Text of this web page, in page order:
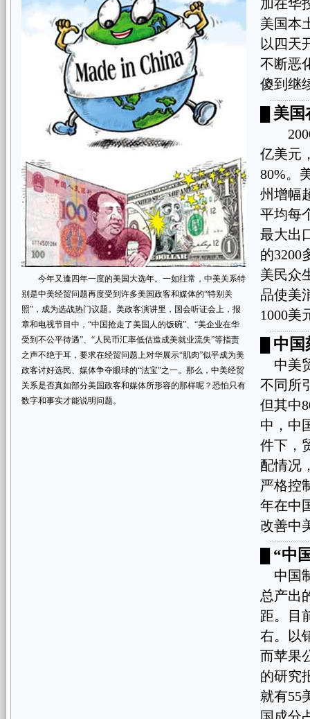
今年又逢四年一度的美国大选年。一如往常，中美关系特
别是中美经贸问题再度受到许多美国政客和媒体的“特别关
照”，成为选战热门议题。美政客演讲里，国会听证会上，报
章和电视节目中，“中国抢走了美国人的饭碗”、“美企业在华
受到不公平待遇”、“人民币汇率低估造成美就业流失”等指责
之声不绝于耳，要求在经贸问题上对华展示“肌肉”似乎成为美
政客讨好选民、媒体争夺眼球的“法宝”之一。那么，中美经贸
关系是否真如部分美国政客和媒体所形容的那样呢？恐怕只有
数字和事实才能说明问题。
加在华
美国本
以四天
不断恶
傻到继
美国
2000
亿美元
80%。
州增幅
平均每
最大出
的3200
美民众
品使美
1000美
中国
中美
不同所
但其中
中，中
件下，
配情况
严格控
年在中
改善中
“中
中国
总产出
距。目
右。以
而苹果
的研究
就有55